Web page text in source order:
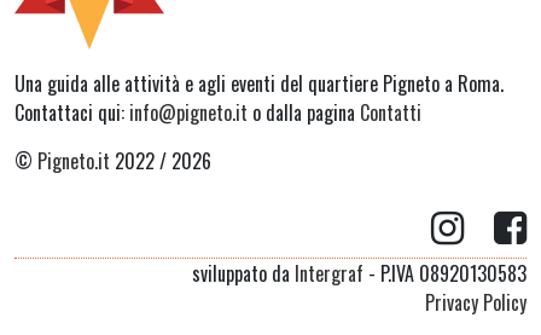
Una guida alle attività e agli eventi del quartiere Pigneto a Roma.
Contattaci qui: info@pigneto.it o dalla pagina Contatti
© Pigneto.it 2022 / 2026
sviluppato da Intergraf - P.IVA 08920130583
Privacy Policy